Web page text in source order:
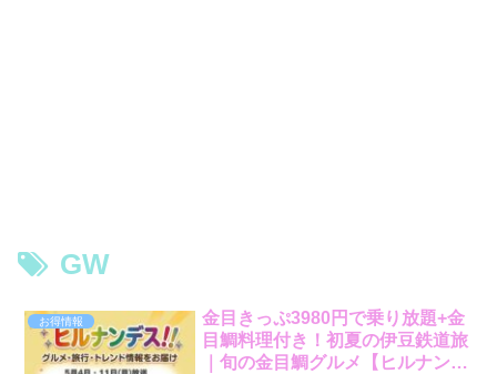
GW
お得情報
金目きっぷ3980円で乗り放題+金
目鯛料理付き！初夏の伊豆鉄道旅
｜旬の金目鯛グルメ【ヒルナンデ